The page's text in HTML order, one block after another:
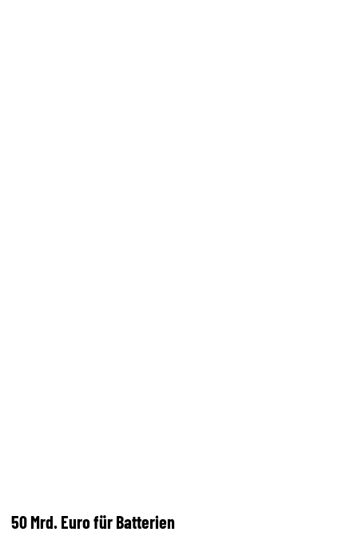
50 Mrd. Euro für Batterien